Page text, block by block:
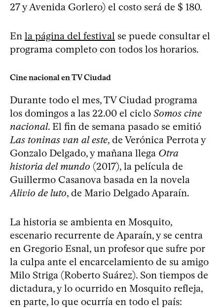
27 y Avenida Gorlero) el costo será de $ 180.
En la página del festival se puede consultar el
programa completo con todos los horarios.
Cine nacional en TV Ciudad
Durante todo el mes, TV Ciudad programa
los domingos a las 22.00 el ciclo Somos cine
nacional. El fin de semana pasado se emitió
Las toninas van al este, de Verónica Perrota y
Gonzalo Delgado, y mañana llega Otra
historia del mundo (2017), la película de
Guillermo Casanova basada en la novela
Alivio de luto, de Mario Delgado Aparaín.
La historia se ambienta en Mosquito,
escenario recurrente de Aparaín, y se centra
en Gregorio Esnal, un profesor que sufre por
la culpa ante el encarcelamiento de su amigo
Milo Striga (Roberto Suárez). Son tiempos de
dictadura, y lo ocurrido en Mosquito refleja,
en parte, lo que ocurría en todo el país: